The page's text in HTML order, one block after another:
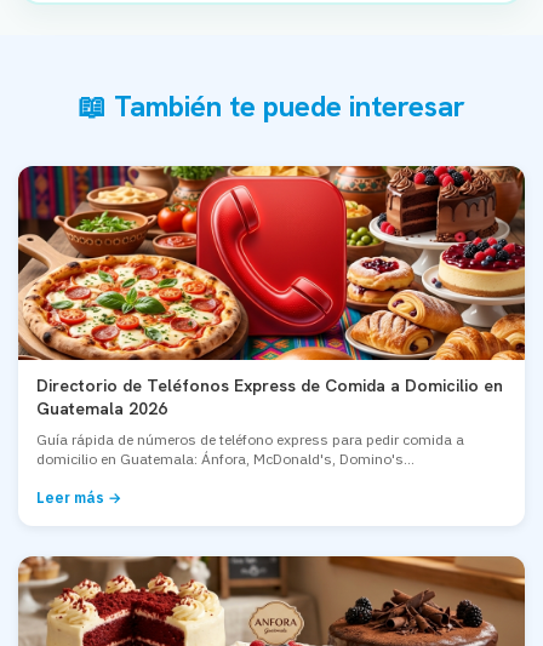
📖 También te puede interesar
Directorio de Teléfonos Express de Comida a Domicilio en
Guatemala 2026
Guía rápida de números de teléfono express para pedir comida a
domicilio en Guatemala: Ánfora, McDonald's, Domino's...
Leer más →